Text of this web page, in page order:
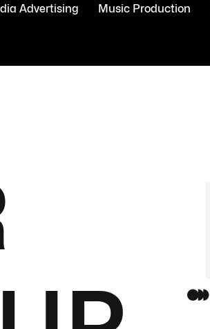
Advertising Music Production